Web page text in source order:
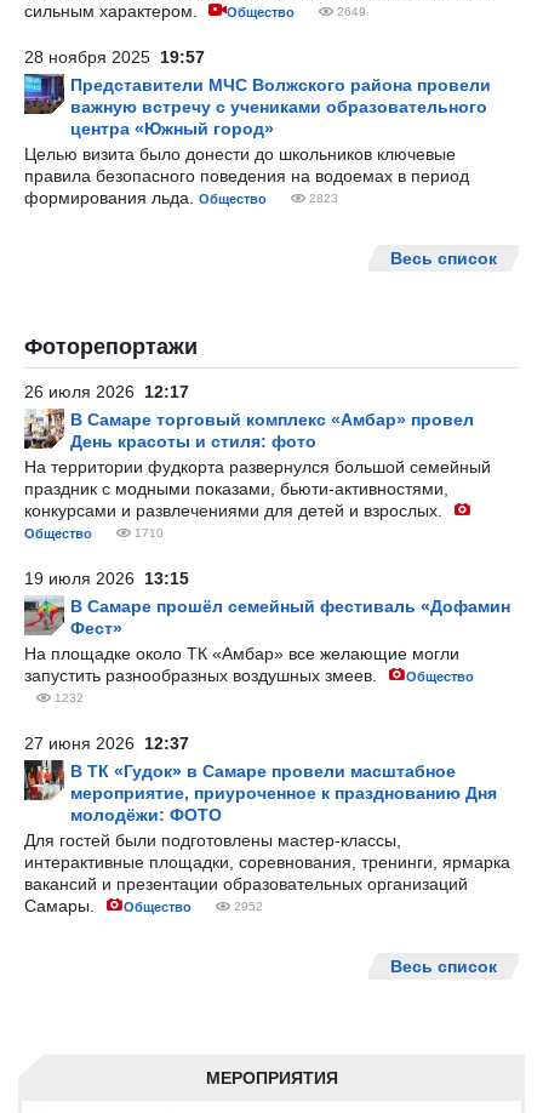
МЕРОПРИЯТИЯ
сильным характером.
Общество 2649
28 ноября 2025 19:57
Представители МЧС Волжского района провели
важную встречу с учениками образовательного
центра «Южный город»
Целью визита было донести до школьников ключевые
правила безопасного поведения на водоемах в период
формирования льда.
Общество 2823
Весь список
Фоторепортажи
26 июля 2026 12:17
В Самаре торговый комплекс «Амбар» провел
День красоты и стиля: фото
На территории фудкорта развернулся большой семейный
праздник с модными показами, бьюти-активностями,
конкурсами и развлечениями для детей и взрослых.
Общество 1710
19 июля 2026 13:15
В Самаре прошёл семейный фестиваль «Дофамин
Фест»
На площадке около ТК «Амбар» все желающие могли
запустить разнообразных воздушных змеев.
Общество
1232
27 июня 2026 12:37
В ТК «Гудок» в Самаре провели масштабное
мероприятие, приуроченное к празднованию Дня
молодёжи: ФОТО
Для гостей были подготовлены мастер-классы,
интерактивные площадки, соревнования, тренинги, ярмарка
вакансий и презентации образовательных организаций
Самары.
Общество 2952
Весь список